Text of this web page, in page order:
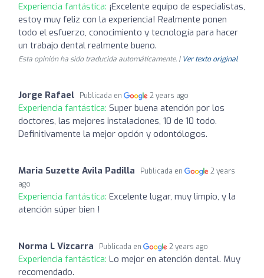
Experiencia fantástica: ¡Excelente equipo de especialistas,
estoy muy feliz con la experiencia! Realmente ponen
todo el esfuerzo, conocimiento y tecnología para hacer
un trabajo dental realmente bueno.
Esta opinión ha sido traducida automáticamente. | Ver texto original
Jorge Rafael Publicada en 2 years ago
Experiencia fantástica: Super buena atención por los
doctores, las mejores instalaciones, 10 de 10 todo.
Definitivamente la mejor opción y odontólogos.
Maria Suzette Avila Padilla Publicada en
2 years
ago
Experiencia fantástica: Excelente lugar, muy limpio, y la
atención súper bien !
Norma L Vizcarra Publicada en 2 years ago
Experiencia fantástica: Lo mejor en atención dental. Muy
recomendado.